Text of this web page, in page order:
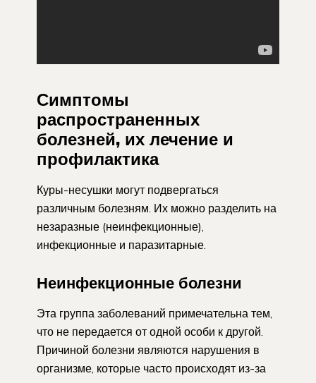
Симптомы
распространенных
болезней, их лечение и
профилактика
Куры-несушки могут подвергаться
различным болезням. Их можно разделить на
незаразные (неинфекционные),
инфекционные и паразитарные.
Неинфекционные болезни
Эта группа заболеваний примечательна тем,
что не передается от одной особи к другой.
Причиной болезни являются нарушения в
организме, которые часто происходят из-за